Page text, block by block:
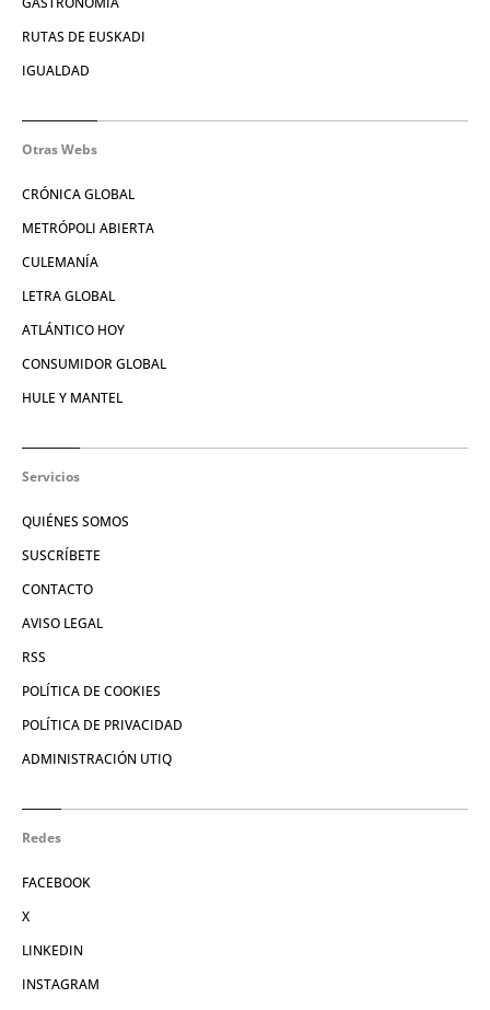
RUTAS DE EUSKADI
IGUALDAD
Otras Webs
CRÓNICA GLOBAL
METRÓPOLI ABIERTA
CULEMANÍA
LETRA GLOBAL
ATLÁNTICO HOY
CONSUMIDOR GLOBAL
HULE Y MANTEL
Servicios
QUIÉNES SOMOS
SUSCRÍBETE
CONTACTO
AVISO LEGAL
RSS
POLÍTICA DE COOKIES
POLÍTICA DE PRIVACIDAD
ADMINISTRACIÓN UTIQ
Redes
FACEBOOK
X
LINKEDIN
INSTAGRAM